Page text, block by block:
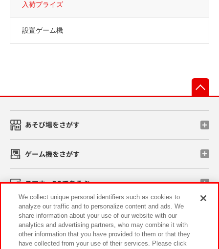
入荷プライズ
設置ゲーム機
あそび場をさがす
ゲーム機をさがす
スマホ・PCであそぶ
イベント・キャンペーン
We collect unique personal identifiers such as cookies to
analyze our traffic and to personalize content and ads. We
share information about your use of our website with our
analytics and advertising partners, who may combine it with
other information that you have provided to them or that they
have collected from your use of their services. Please click